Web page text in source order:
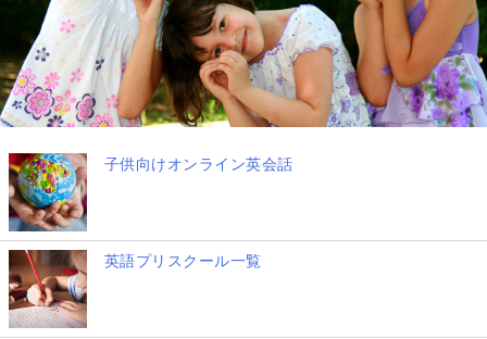
子供向けオンライン英会話
英語プリスクール一覧